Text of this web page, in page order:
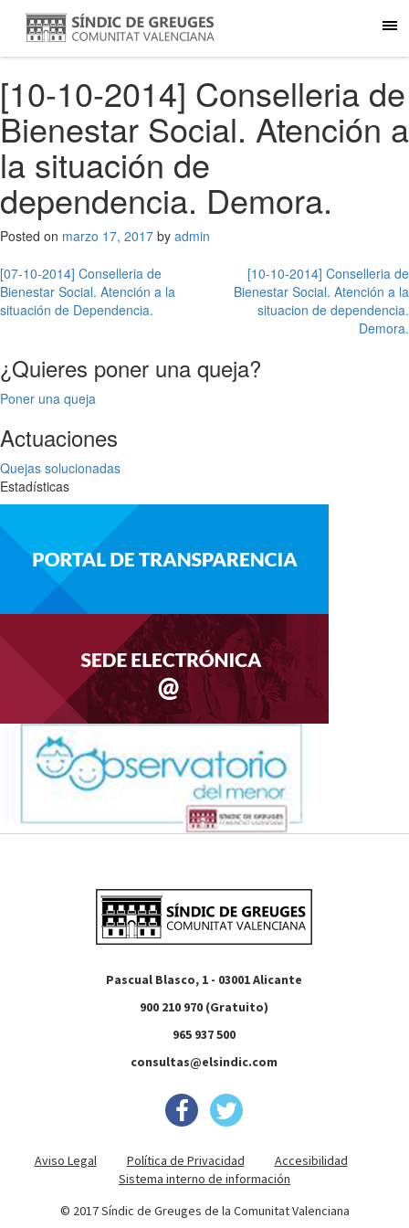
[10-10-2014] Conselleria de
Bienestar Social. Atención a
la situación de
dependencia. Demora.
Posted on marzo 17, 2017 by admin
Navegación
de
[07-10-2014] Conselleria de
Bienestar Social. Atención a la
situación de Dependencia.
[10-10-2014] Conselleria de
Bienestar Social. Atención a la
situacion de dependencia.
Demora.
¿Quieres poner una queja?
Poner una queja
Actuaciones
Quejas solucionadas
Estadísticas
Pascual Blasco, 1 - 03001 Alicante
900 210 970 (Gratuito)
965 937 500
consultas@elsindic.com
Aviso Legal Política de Privacidad
Accesibilidad
Sistema interno de información
© 2017 Síndic de Greuges de la Comunitat Valenciana